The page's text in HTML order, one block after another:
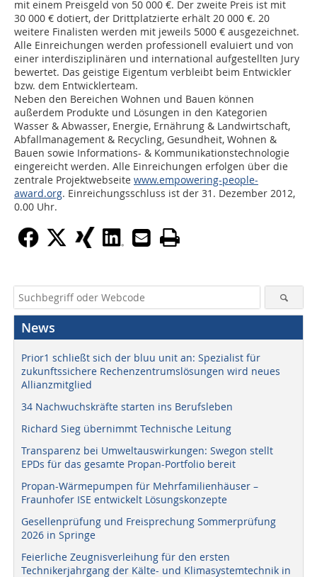
mit einem Preisgeld von 50 000 €. Der zweite Preis ist mit
30 000 € dotiert, der Drittplatzierte erhält 20 000 €. 20
weitere Finalisten werden mit jeweils 5000 € ausgezeichnet.
Alle Einreichungen werden professionell evaluiert und von
einer interdisziplinären und international aufgestellten Jury
bewertet. Das geistige Eigentum verbleibt beim Entwickler
bzw. dem Entwicklerteam.
Neben den Bereichen Wohnen und Bauen können
außerdem Produkte und Lösungen in den Kategorien
Wasser & Abwasser, Energie, Ernährung & Landwirtschaft,
Abfallmanagement & Recycling, Gesundheit, Wohnen &
Bauen sowie Informations- & Kommunikationstechnologie
eingereicht werden. Alle Einreichungen erfolgen über die
zentrale Projektwebseite www.empowering-people-
award.org. Einreichungsschluss ist der 31. Dezember 2012,
0.00 Uhr.
News
Prior1 schließt sich der bluu unit an: Spezialist für
zukunftssichere Rechenzentrumslösungen wird neues
Allianzmitglied
34 Nachwuchskräfte starten ins Berufsleben
Richard Sieg übernimmt Technische Leitung
Transparenz bei Umweltauswirkungen: Swegon stellt
EPDs für das gesamte Propan-Portfolio bereit
Propan-Wärmepumpen für Mehrfamilienhäuser –
Fraunhofer ISE entwickelt Lösungskonzepte
Gesellenprüfung und Freisprechung Sommerprüfung
2026 in Springe
Feierliche Zeugnisverleihung für den ersten
Technikerjahrgang der Kälte- und Klimasystemtechnik in